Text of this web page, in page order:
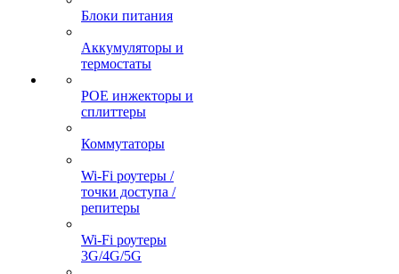
Блоки питания
Аккумуляторы и
термостаты
POE инжекторы и
сплиттеры
Коммутаторы
Wi-Fi роутеры /
точки доступа /
репитеры
Wi-Fi роутеры
3G/4G/5G